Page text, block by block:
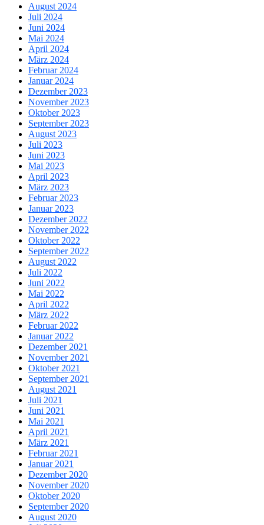
August 2024
Juli 2024
Juni 2024
Mai 2024
April 2024
März 2024
Februar 2024
Januar 2024
Dezember 2023
November 2023
Oktober 2023
September 2023
August 2023
Juli 2023
Juni 2023
Mai 2023
April 2023
März 2023
Februar 2023
Januar 2023
Dezember 2022
November 2022
Oktober 2022
September 2022
August 2022
Juli 2022
Juni 2022
Mai 2022
April 2022
März 2022
Februar 2022
Januar 2022
Dezember 2021
November 2021
Oktober 2021
September 2021
August 2021
Juli 2021
Juni 2021
Mai 2021
April 2021
März 2021
Februar 2021
Januar 2021
Dezember 2020
November 2020
Oktober 2020
September 2020
August 2020